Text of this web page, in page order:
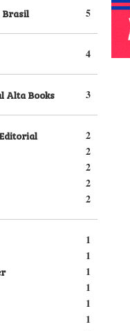
5
4
3
Alta Books
2
2
2
2
2
1
1
1
1
1
1